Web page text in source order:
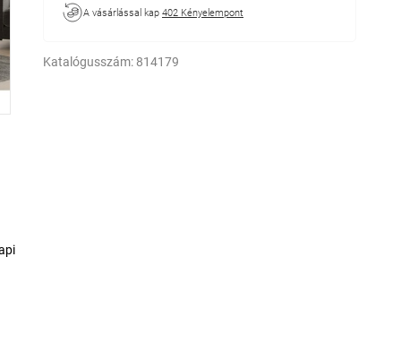
A vásárlással kap 402 Kényelempont
Katalógusszám: 814179